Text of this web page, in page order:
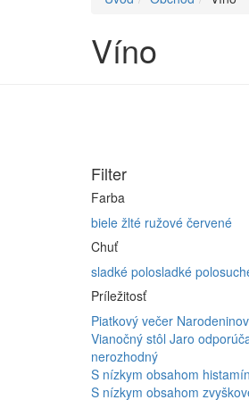
Víno
Filter
Farba
biele žlté ružové červené
Chuť
sladké polosladké
Príležitosť
Piatkový večer
Vianočný stôl Jaro
nerozhodný
S nízkym obsahom
S nízkym obsahom